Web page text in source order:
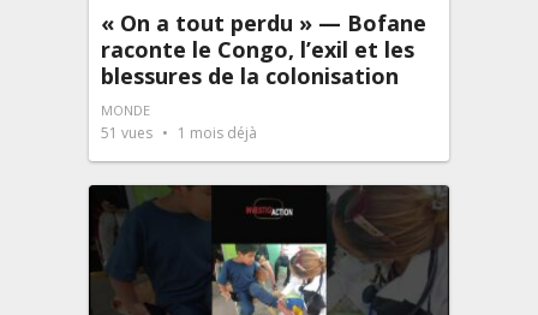
« On a tout perdu » — Bofane
raconte le Congo, l’exil et les
blessures de la colonisation
MONDE
51 vues 1 mois déjà